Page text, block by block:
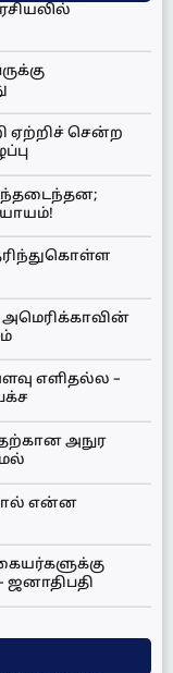
ஏற்றிச் சென்ற
வந்தடைந்தன;
அமெரிக்காவின்
எளிதல்ல –
அநுர
என்ன
ஜனாதிபதி